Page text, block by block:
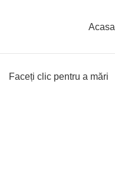
Acasa
Faceți clic pentru a mări